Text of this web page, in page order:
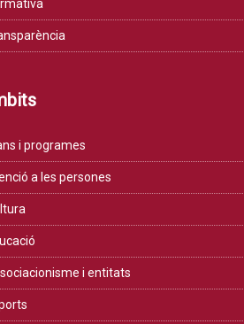
i programes
a les persones
i entitats